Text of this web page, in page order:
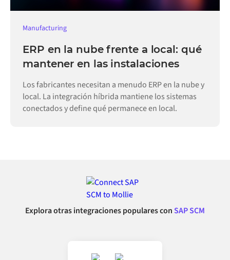
Manufacturing
ERP en la nube frente a local: qué
mantener en las instalaciones
Los fabricantes necesitan a menudo ERP en la nube y
local. La integración híbrida mantiene los sistemas
conectados y define qué permanece en local.
Explora otras integraciones populares conSAP SCM